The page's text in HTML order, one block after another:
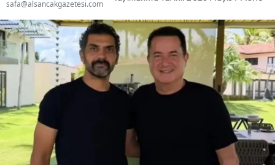
safa@alsancakgazetesi.com